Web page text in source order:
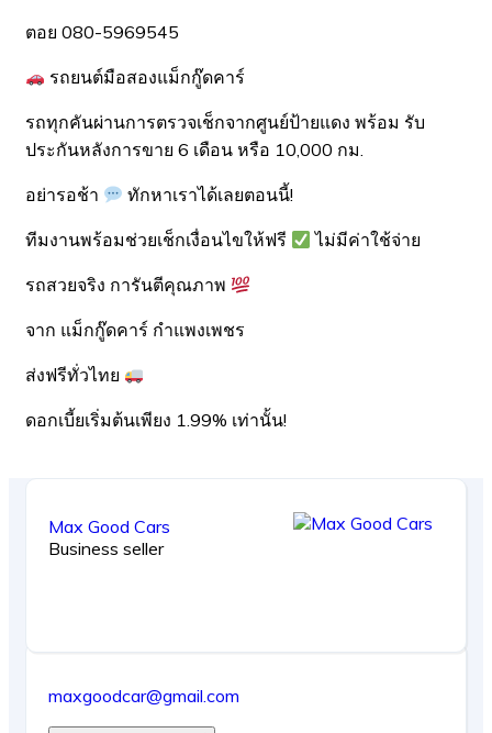
ตอย 080-5969545
รถยนต์มือสองแม็กกู๊ดคาร์
รถทุกคันผ่านการตรวจเช็กจากศูนย์ป้ายแดง พร้อม รับ
ประกันหลังการขาย 6 เดือน หรือ 10,000 กม.
อย่ารอช้า ทักหาเราได้เลยตอนนี้!
ทีมงานพร้อมช่วยเช็กเงื่อนไขให้ฟรี ไม่มีค่าใช้จ่าย
รถสวยจริง การันตีคุณภาพ
จาก แม็กกู๊ดคาร์ กำแพงเพชร
ส่งฟรีทั่วไทย
ดอกเบี้ยเริ่มต้นเพียง 1.99% เท่านั้น!
Max Good Cars
Business seller
maxgoodcar@gmail.com